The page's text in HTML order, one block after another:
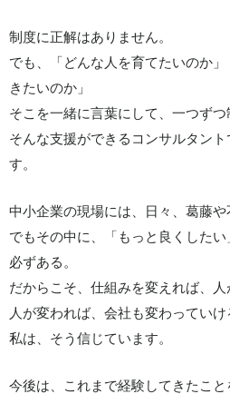
制度に正解はありません。
でも、「どんな人を育てたいのか
きたいのか」
そこを一緒に言葉にして、一つずつ
そんな支援ができるコンサルタン
す。
中小企業の現場には、日々、葛藤や
でもその中に、「もっと良くしたい
必ずある。
だからこそ、仕組みを変えれば、人
人が変われば、会社も変わっていけ
私は、そう信じています。
今後は、これまで経験してきたこと